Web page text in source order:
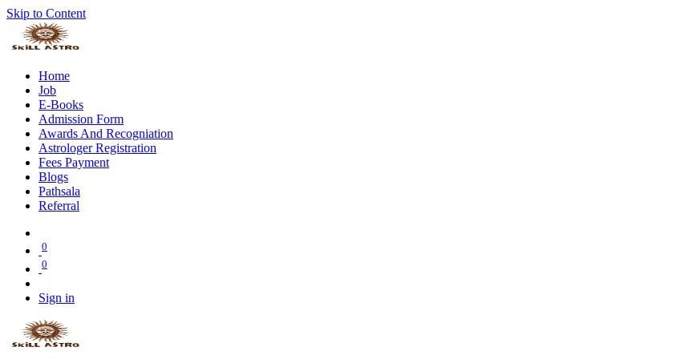
Skip to Content
Home
Job
E-Books
Admission Form
Awards And Recogniation
Astrologer Registration
Fees Payment
Blogs
Pathsala
Referral
0
0
Sign in